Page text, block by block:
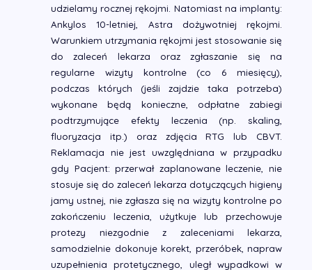
udzielamy rocznej rękojmi. Natomiast na implanty:
Ankylos 10-letniej, Astra dożywotniej rękojmi.
Warunkiem utrzymania rękojmi jest stosowanie się
do zaleceń lekarza oraz zgłaszanie się na
regularne wizyty kontrolne (co 6 miesięcy),
podczas których (jeśli zajdzie taka potrzeba)
wykonane będą konieczne, odpłatne zabiegi
podtrzymujące efekty leczenia (np. skaling,
fluoryzacja itp.) oraz zdjęcia RTG lub CBVT.
Reklamacja nie jest uwzględniana w przypadku
gdy Pacjent: przerwał zaplanowane leczenie, nie
stosuje się do zaleceń lekarza dotyczących higieny
jamy ustnej, nie zgłasza się na wizyty kontrolne po
zakończeniu leczenia, użytkuje lub przechowuje
protezy niezgodnie z zaleceniami lekarza,
samodzielnie dokonuje korekt, przeróbek, napraw
uzupełnienia protetycznego, uległ wypadkowi w